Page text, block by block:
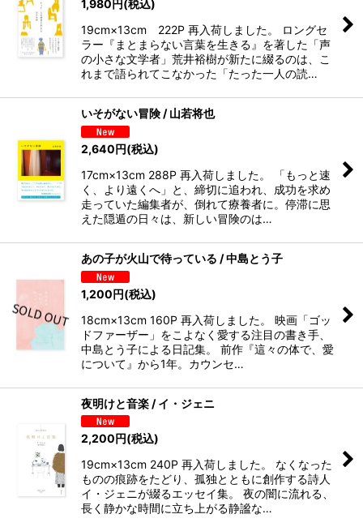
1,980円(税込)
19cm×13cm 222P 再入荷しました。 ロングセ
ラー『まとまらない言葉を生きる』を著した「声
の小さな文学者」荒井裕樹が新たに綴るのは、こ
れまで語られてこなかった「たった一人の読…
いそがない冒険 / 山若将也
2,640円(税込)
17cm×13cm 288P 再入荷しました。 「もっと速
く、より遠くへ」と、締切に追われ、成功を求め
走っていた編集者が、倒れて療養者に。停滞に思
えた隠遁の日々は、新しい冒険のは…
あの子が火山で待っている / 中島とう子
1,200円(税込)
18cm×13cm 160P 再入荷しました。 映画「ゴッ
ドファーザー」をこよなく愛する注目の書き手、
中島とう子による日記集。 前作『這々の体で、愛
について』から1年。カウンセ…
夜明けと音楽 / イ・ジェニ
2,200円(税込)
19cm×13cm 240P 再入荷しました。 なくなった
ものの痕跡をたどり、孤独とともに創作する詩人
イ・ジェニが綴るエッセイ集。 夜の闇に流れる、
長く静かな時間に立ち上がる静謐な…